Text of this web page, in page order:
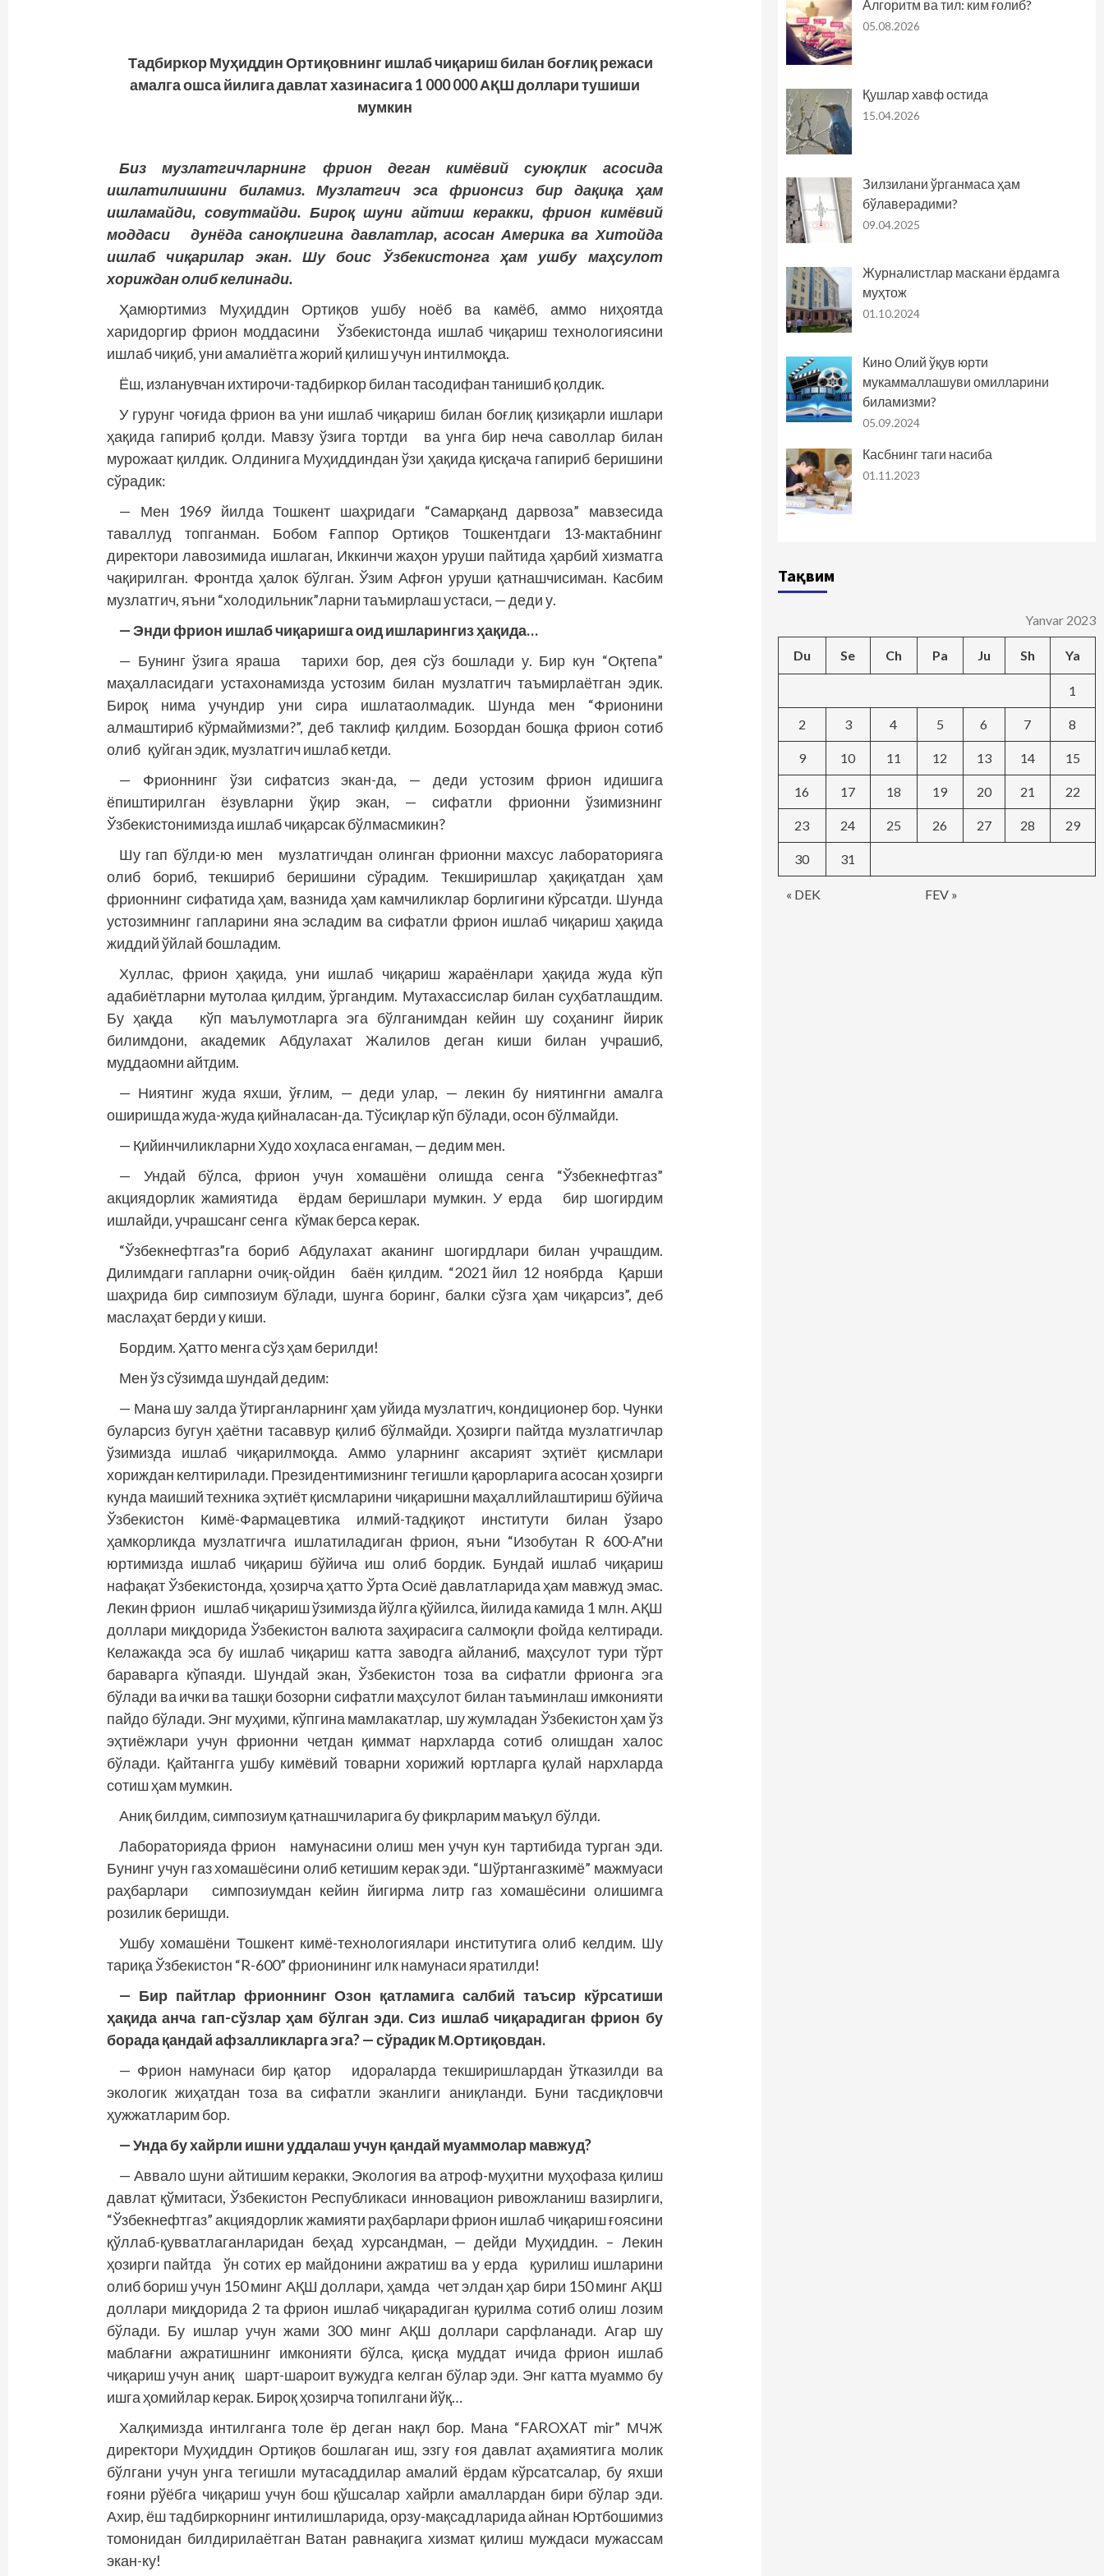
Тадбиркор Муҳиддин Ортиқовнинг ишлаб чиқариш билан боғлиқ режаси
амалга ошса йилига давлат хазинасига 1 000 000 АҚШ доллари тушиши
мумкин
Биз музлатгичларнинг фрион деган кимёвий суюқлик асосида
ишлатилишини биламиз. Музлатгич эса фрионсиз бир дақиқа ҳам
ишламайди, совутмайди. Бироқ шуни айтиш керакки, фрион кимёвий
моддаси дунёда саноқлигина давлатлар, асосан Америка ва Хитойда
ишлаб чиқарилар экан. Шу боис Ўзбекистонга ҳам ушбу маҳсулот
хориждан олиб келинади.
Ҳамюртимиз Муҳиддин Ортиқов ушбу ноёб ва камёб, аммо ниҳоятда
харидоргир фрион моддасини Ўзбекистонда ишлаб чиқариш технологиясини
ишлаб чиқиб, уни амалиётга жорий қилиш учун интилмоқда.
Ёш, изланувчан ихтирочи-тадбиркор билан тасодифан танишиб қолдик.
У гурунг чоғида фрион ва уни ишлаб чиқариш билан боғлиқ қизиқарли ишлари
ҳақида гапириб қолди. Мавзу ўзига тортди ва унга бир неча саволлар билан
мурожаат қилдик. Олдинига Муҳиддиндан ўзи ҳақида қисқача гапириб беришини
сўрадик:
— Мен 1969 йилда Тошкент шаҳридаги “Самарқанд дарвоза” мавзесида
таваллуд топ­ганман. Бобом Ғаппор Ортиқов Тошкентдаги 13-мактабнинг
директори лавозимида ишлаган, Иккинчи жаҳон уруши пайтида ҳарбий хизматга
чақирилган. Фронтда ҳалок бўлган. Ўзим Афғон уруши қатнашчисиман. Касбим
музлатгич, яъни “холодильник”ларни таъмирлаш устаси, — деди у.
— Энди фрион ишлаб чиқаришга оид ишларингиз ҳақида…
— Бунинг ўзига яраша тарихи бор, дея сўз бошлади у. Бир кун “Оқтепа”
маҳалласидаги устахонамизда устозим билан музлатгич таъмирлаётган эдик.
Бироқ нима учундир уни сира ишлатаолмадик. Шунда мен “Фрионини
алмаштириб кўрмаймизми?”, деб таклиф қилдим. Бозордан бошқа фрион сотиб
олиб қуйган эдик, музлатгич ишлаб кетди.
— Фрионнинг ўзи сифатсиз экан-да, — деди устозим фрион идишига
ёпиштирилган ёзувларни ўқир экан, — сифатли фрионни ўзимизнинг
Ўзбекистонимизда ишлаб чиқарсак бўлмасмикин?
Шу гап бўлди-ю мен музлатгичдан олинган фрионни махсус лабораторияга
олиб бориб, текшириб беришини сўрадим. Текширишлар ҳақиқатдан ҳам
фрионнинг сифатида ҳам, вазнида ҳам камчиликлар борлигини кўрсатди. Шунда
устозимнинг гапларини яна эсладим ва сифатли фрион ишлаб чиқариш ҳақида
жиддий ўйлай бошладим.
Хуллас, фрион ҳақида, уни ишлаб чиқариш жараёнлари ҳақида жуда кўп
адабиётларни мутолаа қилдим, ўргандим. Мутахассислар билан суҳбатлашдим.
Бу ҳақда кўп маълумотларга эга бўлганимдан кейин шу соҳанинг йирик
билимдони, академик Абдулахат Жалилов деган киши билан учрашиб,
муддаомни айтдим.
— Ниятинг жуда яхши, ўғлим, — деди улар, — лекин бу ниятингни амалга
оширишда жуда-жуда қийналасан-да. Тўсиқлар кўп бўлади, осон бўлмайди.
— Қийинчиликларни Худо хоҳласа енгаман, — дедим мен.
— Ундай бўлса, фрион учун хомашёни олишда сенга “Ўзбекнефтгаз”
акциядорлик жамиятида ёрдам беришлари мумкин. У ерда бир шогирдим
ишлайди, учрашсанг сенга кўмак берса керак.
“Ўзбекнефтгаз”га бориб Абдулахат аканинг шогирдлари билан учрашдим.
Дилимдаги гап­ларни очиқ-ойдин баён қилдим. “2021 йил 12 ноябрда Қарши
шаҳрида бир симпозиум бўлади, шунга боринг, балки сўзга ҳам чиқарсиз”, деб
маслаҳат берди у киши.
Бордим. Ҳатто менга сўз ҳам берилди!
Мен ўз сўзимда шундай дедим:
— Мана шу залда ўтирганларнинг ҳам уйи­­да музлатгич, кондиционер бор. Чунки
буларсиз бугун ҳаётни тасаввур қилиб бўлмайди. Ҳозирги пайтда музлатгичлар
ўзимизда ишлаб чиқарилмоқда. Аммо уларнинг аксарият эҳтиёт қисмлари
хориждан келтирилади. Президентимизнинг тегишли қарорларига асосан ҳозирги
кунда маиший техника эҳтиёт қисмларини чиқаришни маҳаллийлаштириш бўйича
Ўзбекистон Кимё-Фармацевтика илмий-тадқиқот институти билан ўзаро
ҳамкорликда музлатгичга ишлатиладиган фрион, яъни “Изобутан R 600-A”ни
юртимизда ишлаб чиқариш бўйича иш олиб бордик. Бундай ишлаб чиқариш
нафақат Ўзбекистонда, ҳозирча ҳатто Ўрта Осиё давлатларида ҳам мавжуд эмас.
Лекин фрион ишлаб чиқариш ўзимизда йўлга қўйилса, йилида камида 1 млн. АҚШ
доллари миқдорида Ўзбекистон валюта заҳирасига салмоқли фойда келтиради.
Келажакда эса бу ишлаб чиқариш катта заводга айланиб, маҳсулот тури тўрт
бараварга кўпаяди. Шундай экан, Ўзбекис­тон тоза ва сифатли фрионга эга
бўлади ва ички ва ташқи бозорни сифатли маҳсулот билан таъминлаш имконияти
пайдо бўлади. Энг муҳими, кўпгина мамлакатлар, шу жумладан Ўзбекистон ҳам ўз
эҳтиёжлари учун фрионни четдан қиммат нархларда сотиб олишдан халос
бўлади. Қайтангга ушбу кимёвий товарни хорижий юртларга қулай нархларда
сотиш ҳам мумкин.
Аниқ билдим, симпозиум қатнашчиларига бу фикрларим маъқул бўлди.
Лабораторияда фрион намунасини олиш мен учун кун тартибида турган эди.
Бунинг учун газ хомашёсини олиб кетишим керак эди. “Шўртангазкимё” мажмуаси
раҳбарлари симпозиумдан кейин йигирма литр газ хомашёсини олишимга
розилик беришди.
Ушбу хомашёни Тошкент кимё-техноло­гиялари институтига олиб келдим. Шу
тариқа Ўзбекистон “R-600” фрионининг илк намунаси яратилди!
— Бир пайтлар фрионнинг Озон қатламига салбий таъсир кўрсатиши
ҳақида анча гап-сўзлар ҳам бўлган эди. Сиз ишлаб чиқарадиган фрион бу
борада қандай афзалликларга эга? — сўрадик М.Ортиқовдан.
— Фрион намунаси бир қатор идораларда текширишлардан ўтказилди ва
экологик жиҳатдан тоза ва сифатли эканлиги аниқланди. Буни тасдиқловчи
ҳужжатларим бор.
— Унда бу хайрли ишни уддалаш учун қандай муаммолар мавжуд?
— Аввало шуни айтишим керакки, Экология ва атроф-муҳитни муҳофаза қилиш
давлат қўмитаси, Ўзбекистон Республикаси инновацион ривожланиш вазирлиги,
“Ўзбекнефтгаз” акция­дорлик жамияти раҳбарлари фрион ишлаб чиқариш ғоясини
қўллаб-қувватлаганларидан беҳад хурсандман, — дейди Муҳиддин. – Лекин
ҳозирги пайтда ўн сотих ер майдонини ажратиш ва у ерда қурилиш ишларини
олиб бориш учун 150 минг АҚШ доллари, ҳамда чет элдан ҳар бири 150 минг АҚШ
доллари миқдорида 2 та фрион ишлаб чиқарадиган қурилма сотиб олиш лозим
бўлади. Бу ишлар учун жами 300 минг АҚШ доллари сарфланади. Агар шу
маблағни ажратишнинг имконияти бўлса, қисқа муддат ичида фрион ишлаб
чиқариш учун аниқ шарт-шароит вужудга келган бўлар эди. Энг катта муаммо бу
ишга ҳомийлар керак. Бироқ ҳозирча топилгани йўқ…
Халқимизда интилганга толе ёр деган нақл бор. Мана “FAROXAT mir” МЧЖ
директори Муҳиддин Ортиқов бошлаган иш, эзгу ғоя давлат аҳамиятига молик
бўлгани учун унга тегиш­ли мутасаддилар амалий ёрдам кўрсатсалар, бу яхши
ғояни рўёбга чиқариш учун бош қўшсалар хайрли амаллардан бири бўлар эди.
Ахир, ёш тадбиркорнинг интилишларида, орзу-мақсадларида айнан Юртбошимиз
томонидан билдирилаётган Ватан равнақига хизмат қилиш муждаси мужассам
экан-ку!
Алгоритм ва тил: ким ғолиб?
05.08.2026
Қушлар хавф остида
15.04.2026
Зилзилани ўрганмаса ҳам
бўлаверадими?
09.04.2025
Журналистлар маскани ёрдамга
муҳтож
01.10.2024
Кино Олий ўқув юрти
мукаммаллашуви омилларини
биламизми?
05.09.2024
Касбнинг таги насиба
01.11.2023
Тақвим
Yanvar 2023
Du Se Ch Pa Ju Sh Ya
« DEK FEV »
1
2 3 4 5 6 7 8
9 10 11 12 13 14 15
16 17 18 19 20 21 22
23 24 25 26 27 28 29
30 31